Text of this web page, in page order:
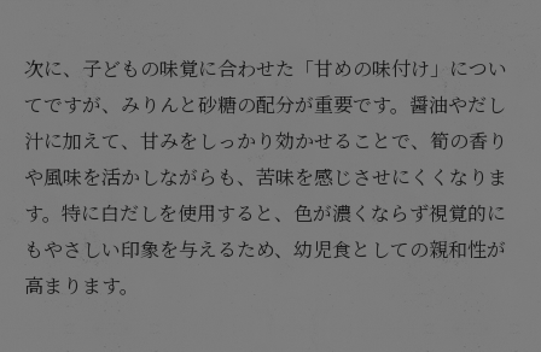
次に、子どもの味覚に合わせた「甘めの味付け」につい
てですが、みりんと砂糖の配分が重要です。醤油やだし
汁に加えて、甘みをしっかり効かせることで、筍の香り
や風味を活かしながらも、苦味を感じさせにくくなりま
す。特に白だしを使用すると、色が濃くならず視覚的に
もやさしい印象を与えるため、幼児食としての親和性が
高まります。